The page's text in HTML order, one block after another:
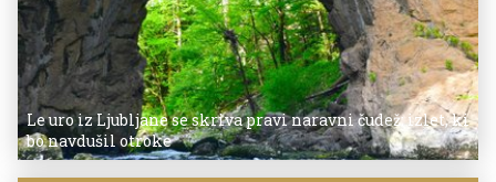
Le uro iz Ljubljane se skriva pravi naravni čudež: izlet, ki
bo navdušil otroke